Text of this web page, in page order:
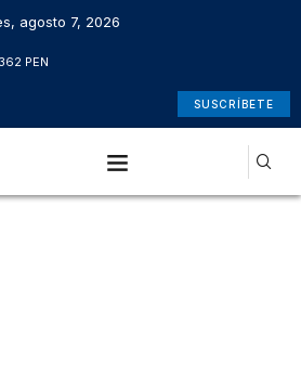
agosto 7, 2026
PEN
SUSCRÍBETE